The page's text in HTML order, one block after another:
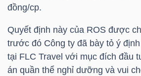
đồng/cp.
Quyết định này của ROS được
trước đó Công ty đã bày tỏ ý
tại FLC Travel với mục đích đầu
án quần thể nghỉ dưỡng và vui
TÀI
CHÍNH